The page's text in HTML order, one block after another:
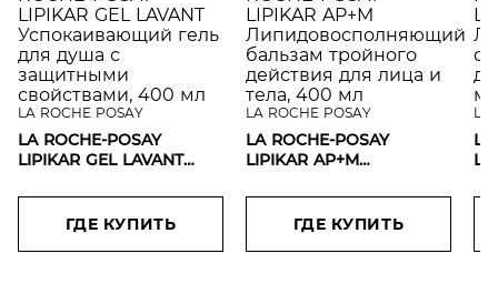
LA ROCHE POSAY
LA ROCHE-POSAY
LIPIKAR GEL LAVANT
для душа с защитными
свойствами, 400 мл
ГДЕ КУПИТЬ
LA ROCHE POSAY
LA ROCHE-POSAY
LIPIKAR AP+M
бальзам тройного
действия для лица и
тела, 400 мл
ГДЕ КУПИТЬ
LA
LA